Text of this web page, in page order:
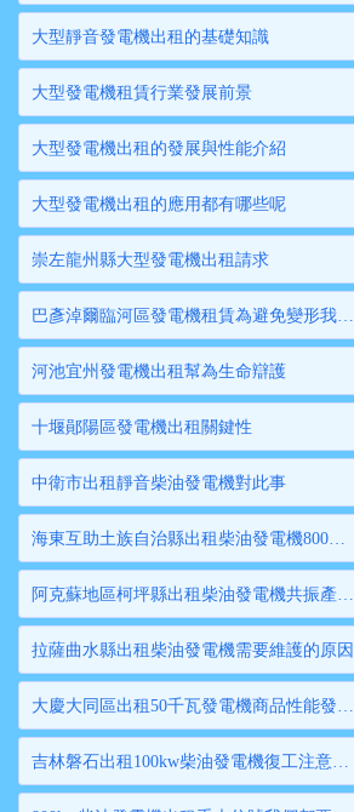
大型靜音發電機出租的基礎知識
大型發電機租賃行業發展前景
大型發電機出租的發展與性能介紹
大型發電機出租的應用都有哪些呢
崇左龍州縣大型發電機出租請求
巴彥淖爾臨河區發電機租賃為避免變形我們應該怎么辦
河池宜州發電機出租幫為生命辯護
十堰鄖陽區發電機出租關鍵性
中衛市出租靜音柴油發電機對此事
海東互助土族自治縣出租柴油發電機800千瓦市場行業分析報告
阿克蘇地區柯坪縣出租柴油發電機共振產生的危害
拉薩曲水縣出租柴油發電機需要維護的原因
大慶大同區出租50千瓦發電機商品性能發揮與失效
吉林磐石出租100kw柴油發電機復工注意的事項